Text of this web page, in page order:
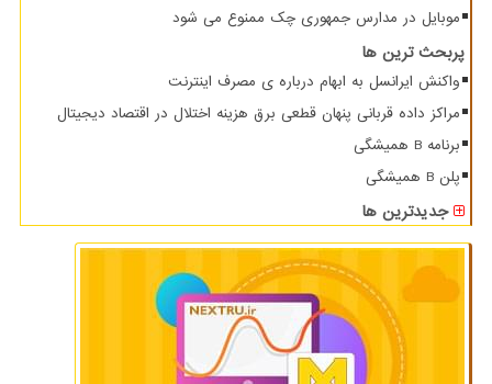
موبایل در مدارس جمهوری چک ممنوع می شود
پربحث ترین ها
واکنش ایرانسل به ابهام درباره ی مصرف اینترنت
مراکز داده قربانی پنهان قطعی برق هزینه اختلال در اقتصاد دیجیتال
برنامه B همیشگی
پلن B همیشگی
جدیدترین ها